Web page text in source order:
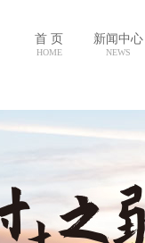
首 页
HOME
新闻中心
NEWS